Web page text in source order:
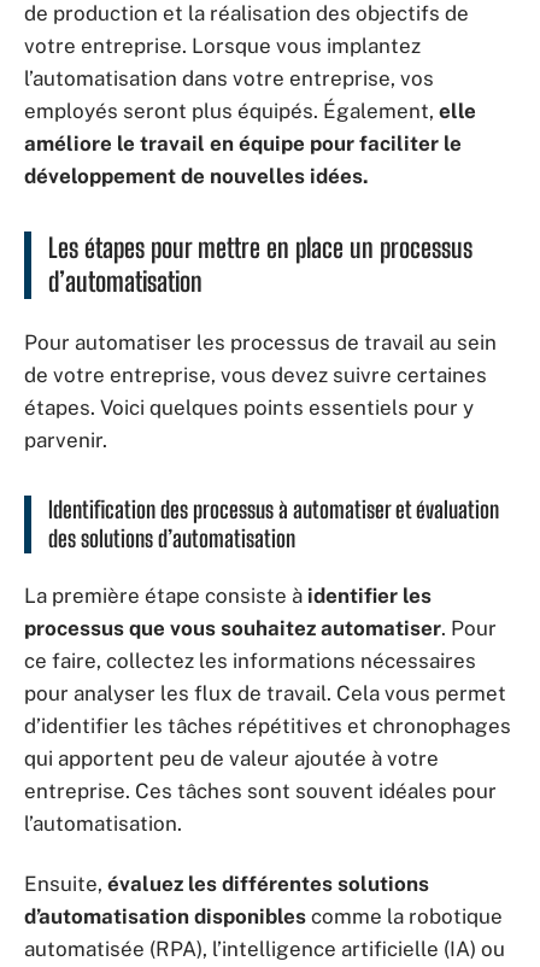
de production et la réalisation des objectifs de
votre entreprise. Lorsque vous implantez
l’automatisation dans votre entreprise, vos
employés seront plus équipés. Également, elle
améliore le travail en équipe pour faciliter le
développement de nouvelles idées.
Les étapes pour mettre en place un processus
d’automatisation
Pour automatiser les processus de travail au sein
de votre entreprise, vous devez suivre certaines
étapes. Voici quelques points essentiels pour y
parvenir.
Identification des processus à automatiser et évaluation
des solutions d’automatisation
La première étape consiste à identifier les
processus que vous souhaitez automatiser. Pour
ce faire, collectez les informations nécessaires
pour analyser les flux de travail. Cela vous permet
d’identifier les tâches répétitives et chronophages
qui apportent peu de valeur ajoutée à votre
entreprise. Ces tâches sont souvent idéales pour
l’automatisation.
Ensuite, évaluez les différentes solutions
d’automatisation disponibles comme la robotique
automatisée (RPA), l’intelligence artificielle (IA) ou